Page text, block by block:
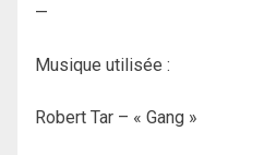
—
Musique utilisée :
Robert Tar – « Gang »